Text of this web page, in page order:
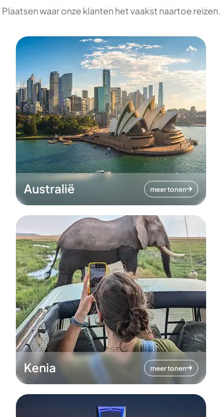
Plaatsen waar onze klanten het vaakst naartoe reizen.
Australië meer tonen
Kenia meer tonen